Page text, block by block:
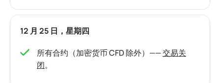
12 月 25 日，星期四
所有合约（加密货币 CFD 除外）——交易关
闭。